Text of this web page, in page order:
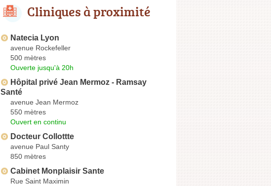
Cliniques à proximité
Natecia Lyon
avenue Rockefeller
500 mètres
Ouverte jusqu'à 20h
Hôpital privé Jean Mermoz - Ramsay
Santé
avenue Jean Mermoz
550 mètres
Ouvert en continu
Docteur Collottte
avenue Paul Santy
850 mètres
Cabinet Monplaisir Sante
Rue Saint Maximin